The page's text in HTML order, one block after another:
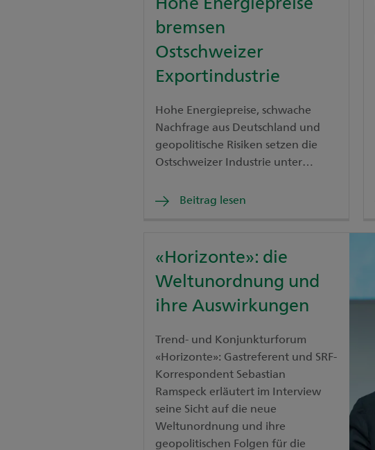
bremsen
Ostschweizer
Exportindustrie
Hohe Energiepreise, schwache
Nachfrage aus Deutschland und
geopolitische Risiken setzen die
Ostschweizer Industrie unter
Unternehmen Investitionen
starke Franken zusätzlich belastet.
Beitrag lesen
«Horizonte»: die
Weltunordnung und
ihre Auswirkungen
Trend- und Konjunkturforum
«Horizonte»: Gastreferent und SRF-
Korrespondent Sebastian
Ramspeck erläutert im Interview
seine Sicht auf die neue
Weltunordnung und ihre
geopolitischen Folgen für die